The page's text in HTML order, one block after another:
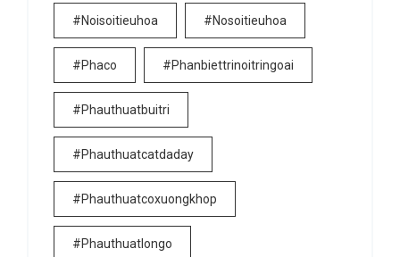
#noisoitieuhoa #nosoitieuhoa
#phaco #phanbiettrinoitringoai
#phauthuatbuitri
#phauthuatcatdaday
#phauthuatcoxuongkhop
#phauthuatlongo